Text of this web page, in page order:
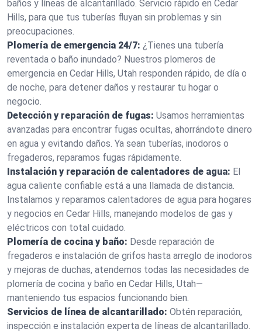
baños y líneas de alcantarillado. Servicio rápido en Cedar
Hills, para que tus tuberías fluyan sin problemas y sin
preocupaciones.
Plomería de emergencia 24/7: ¿Tienes una tubería
reventada o baño inundado? Nuestros plomeros de
emergencia en Cedar Hills, Utah responden rápido, de día o
de noche, para detener daños y restaurar tu hogar o
negocio.
Detección y reparación de fugas: Usamos herramientas
avanzadas para encontrar fugas ocultas, ahorrándote dinero
en agua y evitando daños. Ya sean tuberías, inodoros o
fregaderos, reparamos fugas rápidamente.
Instalación y reparación de calentadores de agua: El
agua caliente confiable está a una llamada de distancia.
Instalamos y reparamos calentadores de agua para hogares
y negocios en Cedar Hills, manejando modelos de gas y
eléctricos con total cuidado.
Plomería de cocina y baño: Desde reparación de
fregaderos e instalación de grifos hasta arreglo de inodoros
y mejoras de duchas, atendemos todas las necesidades de
plomería de cocina y baño en Cedar Hills, Utah—
manteniendo tus espacios funcionando bien.
Servicios de línea de alcantarillado: Obtén reparación,
inspección e instalación experta de líneas de alcantarillado.